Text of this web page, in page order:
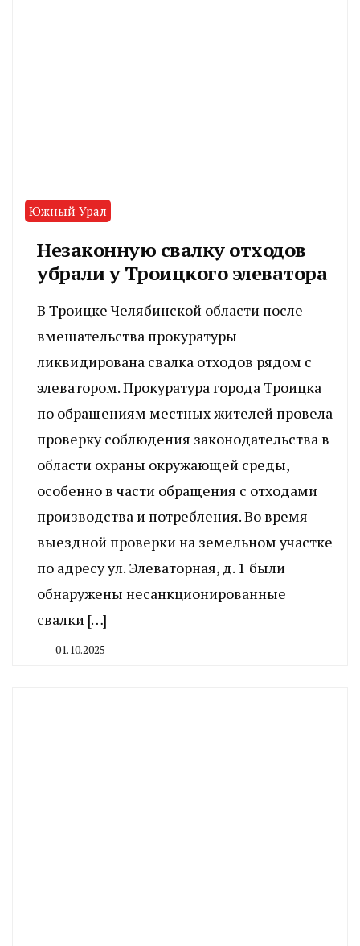
Южный Урал
Незаконную свалку отходов
убрали у Троицкого элеватора
В Троицке Челябинской области после
вмешательства прокуратуры
ликвидирована свалка отходов рядом с
элеватором. Прокуратура города Троицка
по обращениям местных жителей провела
проверку соблюдения законодательства в
области охраны окружающей среды,
особенно в части обращения с отходами
производства и потребления. Во время
выездной проверки на земельном участке
по адресу ул. Элеваторная, д. 1 были
обнаружены несанкционированные
свалки […]
01.10.2025